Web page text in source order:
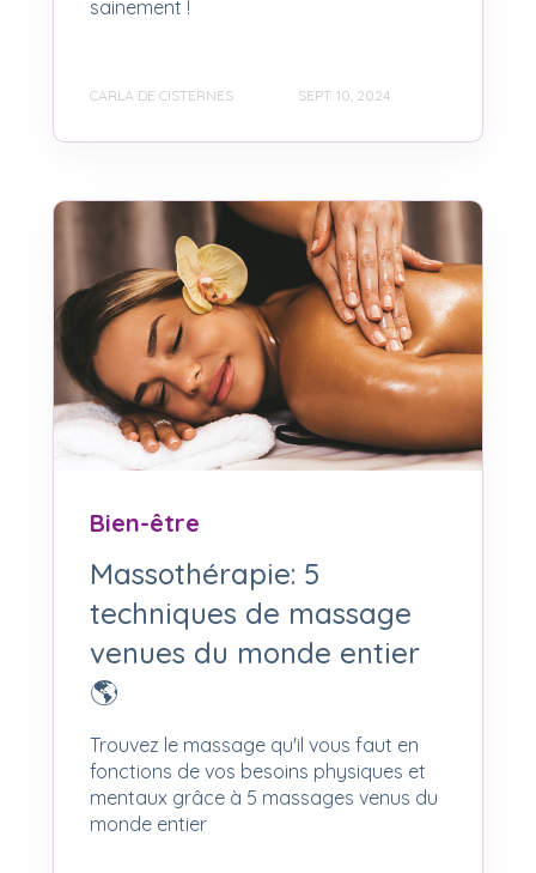
sainement !
CARLA DE CISTERNES SEPT. 10, 2024
Bien-être
Massothérapie: 5
techniques de massage
venues du monde entier
🌎
Trouvez le massage qu'il vous faut en
fonctions de vos besoins physiques et
mentaux grâce à 5 massages venus du
monde entier